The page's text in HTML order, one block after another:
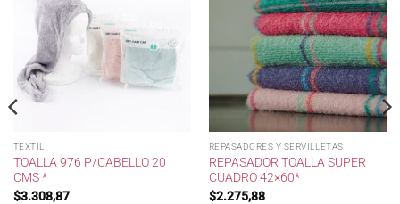
TEXTIL
TOALLA 976 P/CABELLO 20
CMS *
$3.308,87
REPASADORES Y SERVILLETAS
REPASADOR TOALLA SUPER
CUADRO 42×60*
$2.275,88